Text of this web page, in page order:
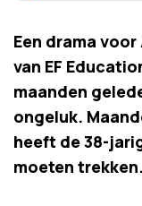
Een drama
van EF
maanden
ongeluk.
heeft de 38-
moeten trekken.